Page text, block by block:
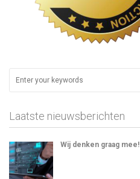
Laatste nieuwsberichten
Wij denken graag mee!